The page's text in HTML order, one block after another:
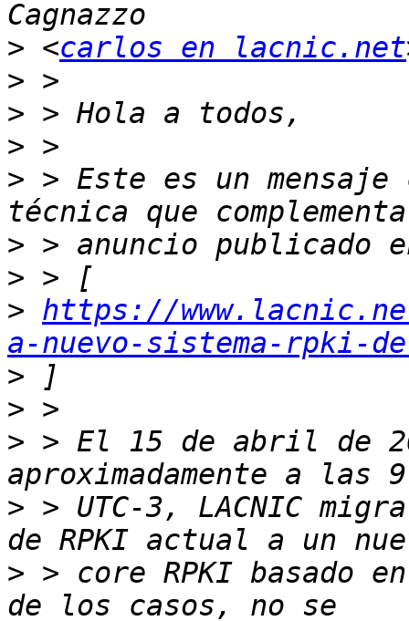
> <carlos en lacnic.net
>
>
>
> > Este es un mensaje
>
>
> https://
a-nuevo-sistema-rpki-
>
>
> > El 15 de abril de
> > UTC-3, LACNIC
> > core RPKI basado